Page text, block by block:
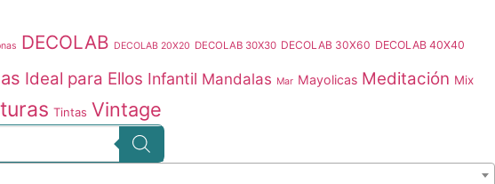
DECOLAB DECOLAB 20X20 DECOLAB 30X30 DECOLAB 30X60 DECOLAB 40X40
Ideal para Ellos Infantil Mandalas Mar Mayolicas Meditación Mix
Tintas Vintage